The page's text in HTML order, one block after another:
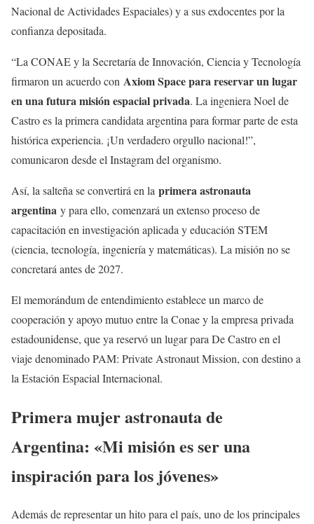
Nacional de Actividades Espaciales) y a sus exdocentes por la
confianza depositada.
“La CONAE y la Secretaría de Innovación, Ciencia y Tecnología
firmaron un acuerdo con Axiom Space para reservar un lugar
en una futura misión espacial privada. La ingeniera Noel de
Castro es la primera candidata argentina para formar parte de esta
histórica experiencia. ¡Un verdadero orgullo nacional!”,
comunicaron desde el Instagram del organismo.
Así, la salteña se convertirá en la primera astronauta
argentina y para ello, comenzará un extenso proceso de
capacitación en investigación aplicada y educación STEM
(ciencia, tecnología, ingeniería y matemáticas). La misión no se
concretará antes de 2027.
El memorándum de entendimiento establece un marco de
cooperación y apoyo mutuo entre la Conae y la empresa privada
estadounidense, que ya reservó un lugar para De Castro en el
viaje denominado PAM: Private Astronaut Mission, con destino a
la Estación Espacial Internacional.
Primera mujer astronauta de
Argentina: «Mi misión es ser una
inspiración para los jóvenes»
Además de representar un hito para el país, uno de los principales